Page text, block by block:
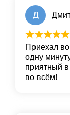
Д
Приехал
одну
приятный
во всём!